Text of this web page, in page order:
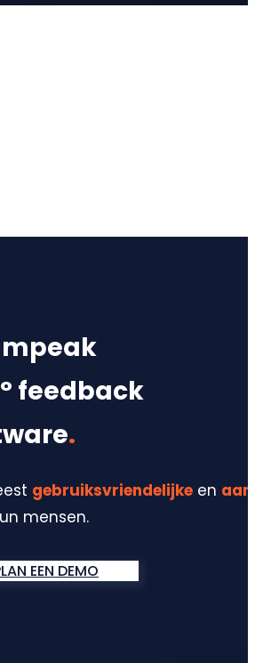
feedback
.
gebruiksvriendelijke en
mensen.
EEN DEMO